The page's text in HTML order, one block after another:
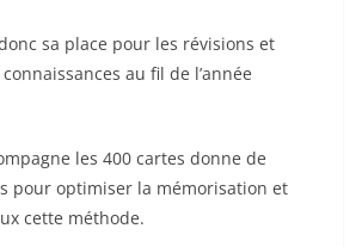
sa place pour les révisions et
au fil de l’année
les 400 cartes donne de
pour optimiser la mémorisation et
cette méthode.